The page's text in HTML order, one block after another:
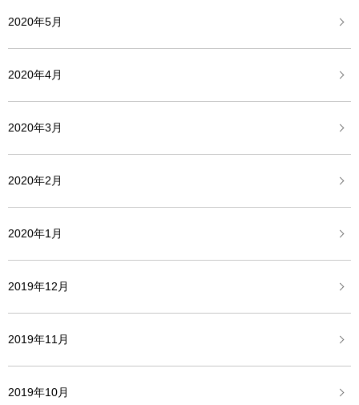
2020年5月
2020年4月
2020年3月
2020年2月
2020年1月
2019年12月
2019年11月
2019年10月